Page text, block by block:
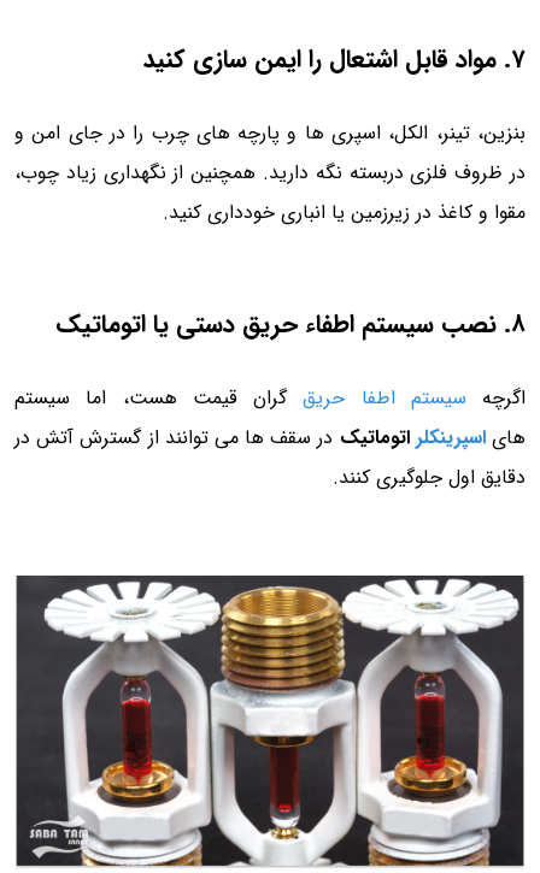
۷. مواد قابل اشتعال را ایمن سازی کنید
بنزین، تینر، الکل، اسپری ها و پارچه های چرب را در جای امن و
در ظروف فلزی دربسته نگه دارید. همچنین از نگهداری زیاد چوب،
مقوا و کاغذ در زیرزمین یا انباری خودداری کنید.
۸. نصب سیستم اطفاء حریق دستی یا اتوماتیک
اگرچه سیستم اطفا حریقگران قیمت هست، اما سیستم
هایاسپرینکلر اتوماتیک در سقف ها می توانند از گسترش آتش در
دقایق اول جلوگیری کنند.